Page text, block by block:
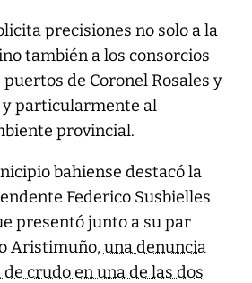
precisiones no solo a la
también a los consorcios
de Coronel Rosales y
y particularmente al
provincial.
bahiense destacó la
Federico Susbielles
presentó junto a su par
Aristimuño,una denuncia
crudo en una de las dos